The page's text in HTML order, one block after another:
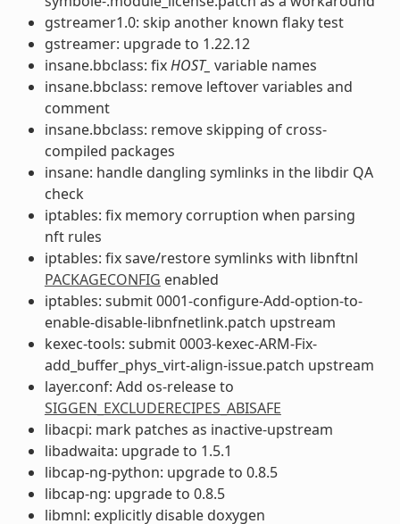
gstreamer1.0: skip another known flaky test
gstreamer: upgrade to 1.22.12
insane.bbclass: fixHOST_ variable names
insane.bbclass: remove leftover variables and
comment
insane.bbclass: remove skipping of cross-
compiled packages
insane: handle dangling symlinks in the libdir QA
check
iptables: fix memory corruption when parsing
nft rules
iptables: fix save/restore symlinks with libnftnl
PACKAGECONFIG enabled
iptables: submit 0001-configure-Add-option-to-
enable-disable-libnfnetlink.patch upstream
kexec-tools: submit 0003-kexec-ARM-Fix-
add_buffer_phys_virt-align-issue.patch upstream
layer.conf: Add os-release to
SIGGEN_EXCLUDERECIPES_ABISAFE
libacpi: mark patches as inactive-upstream
libadwaita: upgrade to 1.5.1
libcap-ng-python: upgrade to 0.8.5
libcap-ng: upgrade to 0.8.5
libmnl: explicitly disable doxygen